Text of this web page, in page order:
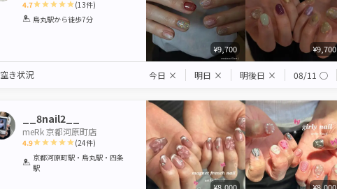
4.7
1 2 3 4 5
(13件)
烏丸駅から徒歩7分
¥9,700 ¥9,700
空き状況 今日 × 明日 × 明後日 × 08/11 ◯
__8nail2__
meRk 京都河原町店
4.9
1
Star
2 3 4 5
(24件)
京都河原町駅・烏丸駅・四条
駅
¥8,000 ¥8,000